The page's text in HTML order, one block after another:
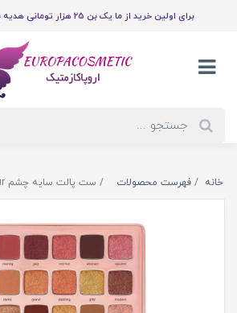
برای اولین خرید از ما یک بن 25 هزار تومانی هدیه بگیرید:WELCOME25
خانه فهرست محصولات ست پالت سایه چشم gilded glamour تارت